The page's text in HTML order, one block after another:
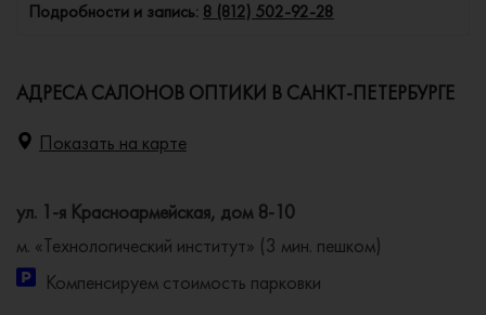
Подробности и запись: 8 (812) 502-92-28
АДРЕСА САЛОНОВ ОПТИКИ В САНКТ-ПЕТЕРБУРГЕ
Показать на карте
ул. 1-я Красноармейская, дом 8-10
м. «Технологический институт» (3 мин. пешком)
Компенсируем стоимость парковки